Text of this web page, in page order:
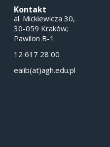
Kontakt
al. Mickiewicza 30,
30-059 Kraków;
Pawilon B-1
12 617 28 00
eaiib(at)agh.edu.pl